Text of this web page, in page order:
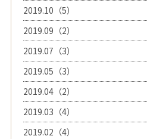
2019.10（5）
2019.09（2）
2019.07（3）
2019.05（3）
2019.04（2）
2019.03（4）
2019.02（4）